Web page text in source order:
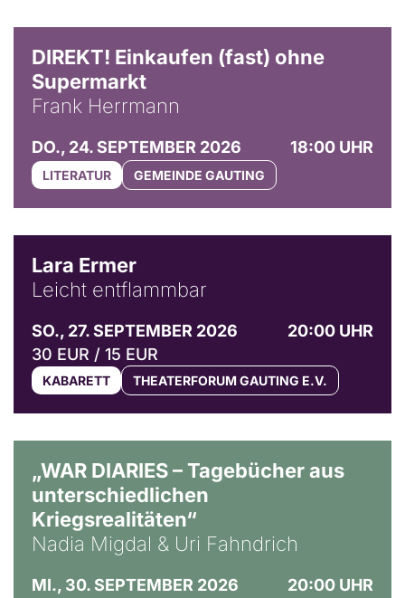
DIREKT! Einkaufen (fast) ohne
Supermarkt
Frank Herrmann
DO., 24. SEPTEMBER 2026 18:00 UHR
LITERATUR GEMEINDE GAUTING
Lara Ermer
Leicht entflammbar
SO., 27. SEPTEMBER 2026
20:00 UHR
30 EUR / 15 EUR
KABARETT THEATERFORUM GAUTING E.V.
„WAR DIARIES – Tagebücher aus
unterschiedlichen
Kriegsrealitäten“
Nadia Migdal & Uri Fahndrich
MI., 30. SEPTEMBER 2026
20:00 UHR